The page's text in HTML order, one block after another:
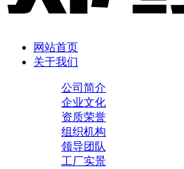
网站首页
关于我们
公司简介
企业文化
资质荣誉
组织机构
领导团队
工厂实景